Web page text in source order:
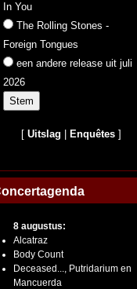
In You
The Rolling Stones -
Foreign Tongues
een andere release uit juli
2026
[Uitslag Enquêtes ]
8 augustus:
Alcatraz
Body Count
Deceased..., Putridarium en
Mancuerda